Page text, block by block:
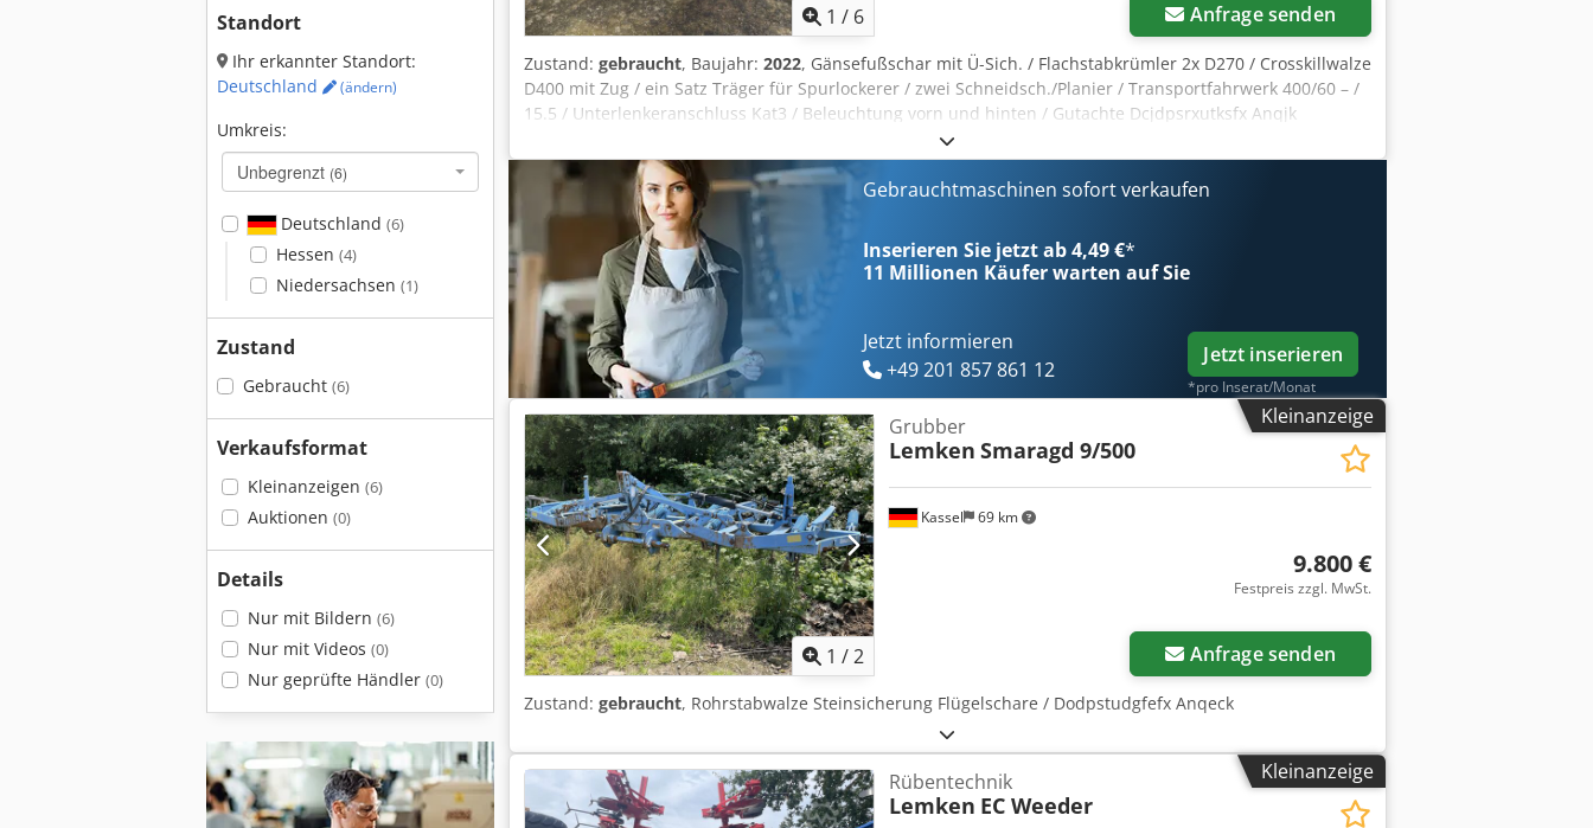
Standort
Ihr erkannter Standort:
Deutschland
(ändern)
Umkreis:
Unbegrenzt (6)
Deutschland (6)
Hessen (4)
Niedersachsen (1)
Zustand
Gebraucht (6)
Verkaufsformat
Kleinanzeigen (6)
Auktionen (0)
Details
Nur mit Bildern (6)
Nur mit Videos (0)
Nur geprüfte Händler (0)
1 / 6 Anfrage senden
Zustand: gebraucht, Baujahr: 2022, Gänsefußschar mit Ü-Sich. / Flachstabkrümler 2x D270 / Crosskillwalze
D400 mit Zug / ein Satz Träger für Spurlockerer / zwei Schneidsch./Planier / Transportfahrwerk 400/60 – /
15.5 / Unterlenkeranschluss Kat3 / Beleuchtung vorn und hinten / Gutachte Dcjdpsrxutksfx Anqjk
Gebrauchtmaschinen sofort verkaufen
Inserieren Sie jetzt ab 4,49 €*
11 Millionen Käufer warten auf Sie
Jetzt informieren
+49 201 857 861 12
Jetzt inserieren
*pro Inserat/Monat
Kleinanzeige
Mehr Bilder anfragen
1 /2
Kassel 69 km
Grubber
Lemken Smaragd 9/500
9.800 €
Festpreis zzgl. MwSt.
Anfrage senden
Zustand: gebraucht, Rohrstabwalze Steinsicherung Flügelschare / Dodpstudgfefx Anqeck
Kleinanzeige
Rübentechnik
Lemken EC Weeder